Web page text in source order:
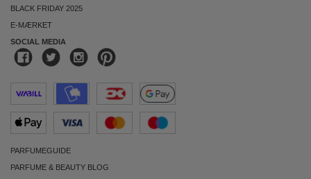
BLACK FRIDAY 2025
E-MÆRKET
SOCIAL MEDIA
PARFUMEGUIDE
PARFUME & BEAUTY BLOG